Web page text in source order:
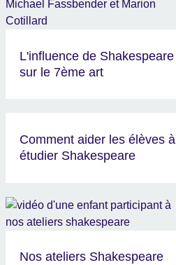
L'influence de Shakespeare
sur le 7ème art
Comment aider les élèves à
étudier Shakespeare
Nos ateliers Shakespeare